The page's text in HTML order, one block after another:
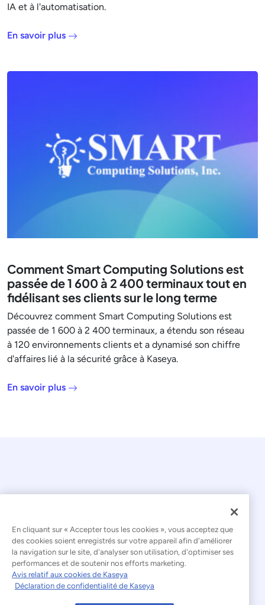
IA et à l'automatisation.
En savoir plus
Comment Smart Computing Solutions est
passée de 1 600 à 2 400 terminaux tout en
fidélisant ses clients sur le long terme
Découvrez comment Smart Computing Solutions est
passée de 1 600 à 2 400 terminaux, a étendu son réseau
à 120 environnements clients et a dynamisé son chiffre
d'affaires lié à la sécurité grâce à Kaseya.
En savoir plus
© 2026 Kaseya. Tous droits réservés.
Français
Déclaration relative à l'esclavage moderne
Mentions légales
En cliquant sur « Accepter tous les cookies », vous acceptez que
des cookies soient enregistrés sur votre appareil afin d'améliorer
la navigation sur le site, d'analyser son utilisation, d'optimiser ses
performances et de soutenir nos efforts marketing.
Avis relatif aux cookies de Kaseya
Déclaration de confidentialité de Kaseya